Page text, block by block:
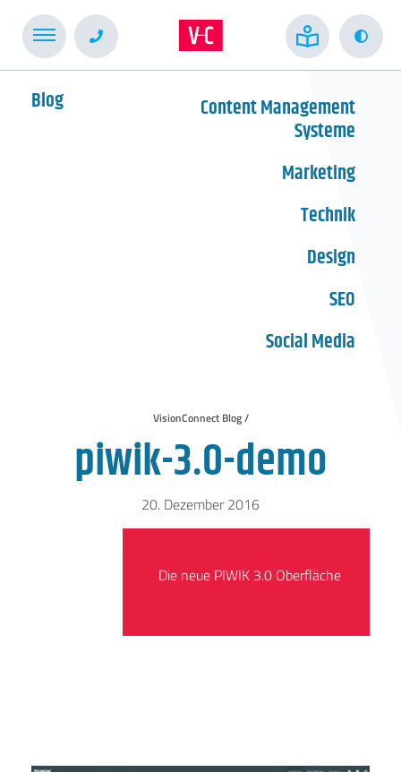
Blog Content Management
Systeme
Marketing
Technik
Design
SEO
Social Media
VisionConnect Blog /
piwik-3.0-demo
20. Dezember 2016
Die neue PIWIK 3.0 Oberfläche